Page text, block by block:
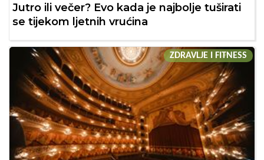
Jutro ili večer? Evo kada je najbolje tuširati
se tijekom ljetnih vrućina
ZDRAVLJE I FITNESS